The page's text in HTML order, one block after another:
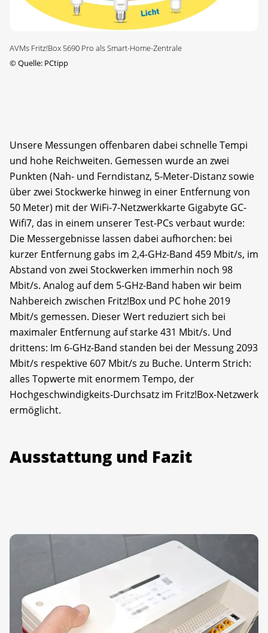
AVMs Fritz!Box 5690 Pro als Smart-Home-Zentrale
©Quelle: PCtipp
Unsere Messungen offenbaren dabei schnelle Tempi
und hohe Reichweiten. Gemessen wurde an zwei
Punkten (Nah- und Ferndistanz, 5-Meter-Distanz sowie
über zwei Stockwerke hinweg in einer Entfernung von
50 Meter) mit der WiFi-7-Netzwerkkarte Gigabyte GC-
Wifi7, das in einem unserer Test-PCs verbaut wurde:
Die Messergebnisse lassen dabei aufhorchen: bei
kurzer Entfernung gabs im 2,4-GHz-Band 459 Mbit/s, im
Abstand von zwei Stockwerken immerhin noch 98
Mbit/s. Analog auf dem 5-GHz-Band haben wir beim
Nahbereich zwischen Fritz!Box und PC hohe 2019
Mbit/s gemessen. Dieser Wert reduziert sich bei
maximaler Entfernung auf starke 431 Mbit/s. Und
drittens: Im 6-GHz-Band standen bei der Messung 2093
Mbit/s respektive 607 Mbit/s zu Buche. Unterm Strich:
alles Topwerte mit enormem Tempo, der
Hochgeschwindigkeits-Durchsatz im Fritz!Box-Netzwerk
ermöglicht.
Ausstattung und Fazit